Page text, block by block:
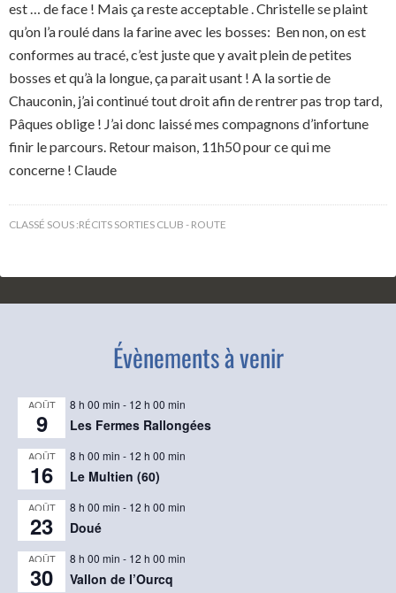
est … de face ! Mais ça reste acceptable . Christelle se plaint
qu’on l’a roulé dans la farine avec les bosses: Ben non, on est
conformes au tracé, c’est juste que y avait plein de petites
bosses et qu’à la longue, ça parait usant ! A la sortie de
Chauconin, j’ai continué tout droit afin de rentrer pas trop tard,
Pâques oblige ! J’ai donc laissé mes compagnons d’infortune
finir le parcours. Retour maison, 11h50 pour ce qui me
concerne ! Claude
CLASSÉ SOUS :RÉCITS SORTIES CLUB - ROUTE
Évènements à venir
AOÛT
9
8 h 00 min - 12 h 00 min
Les Fermes Rallongées
AOÛT
16
8 h 00 min - 12 h 00 min
Le Multien (60)
AOÛT
23
8 h 00 min - 12 h 00 min
Doué
AOÛT
30
8 h 00 min - 12 h 00 min
Vallon de l’Ourcq